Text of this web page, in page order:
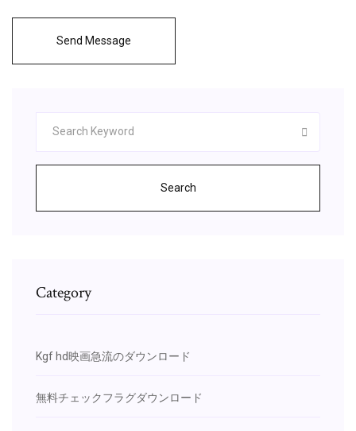
Send Message
Search
Category
Kgf hd映画急流のダウンロード
無料チェックフラグダウンロード